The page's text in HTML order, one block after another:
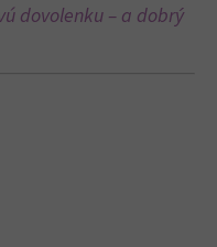
dovolenku – a dobrý